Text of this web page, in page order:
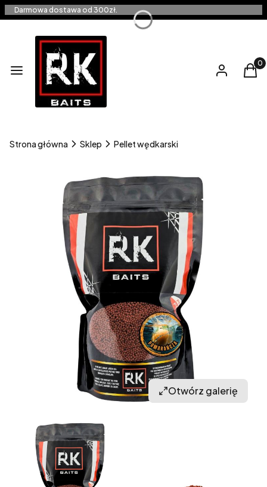
Darmowa dostawa od 300zł.
Menu Zaloguj się
Strona główna Sklep Pellet wędkarski
Otwórz galerię